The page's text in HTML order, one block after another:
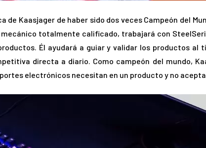
de Kaasjager de haber sido dos veces Campeón del
totalmente calificado, trabajará con
Él ayudará a guiar y validar los productos al
directa a diario. Como campeón del mundo,
electrónicos necesitan en un producto y no